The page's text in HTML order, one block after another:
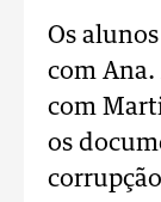
Os
com
com
os